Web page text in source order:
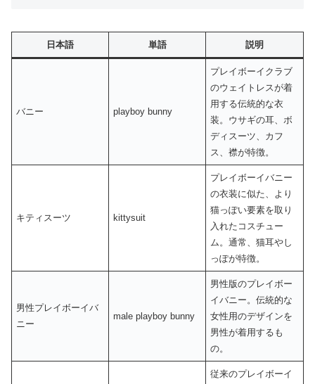
日本語 単語 説明
バニー playboy bunny
プレイボーイクラブ
のウェイトレスが着
用する伝統的な衣
装。ウサギの耳、ボ
ディスーツ、カフ
ス、襟が特徴。
キティスーツ kittysuit
プレイボーイバニー
の衣装に似た、より
猫っぽい要素を取り
入れたコスチュー
ム。通常、猫耳やし
っぽが特徴。
男性プレイボーイバ
ニー
male playboy bunny
男性版のプレイボー
イバニー。伝統的な
女性用のデザインを
男性が着用するも
の。
従来のプレイボーイ